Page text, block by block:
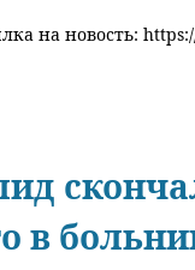
на новость:
в